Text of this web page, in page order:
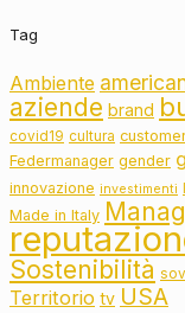
Tag
Ambiente
aziende brand
covid19 cultura
Federmanager gender
innovazione investimenti
Made in Italy
Sostenibilità
Territorio tv USA